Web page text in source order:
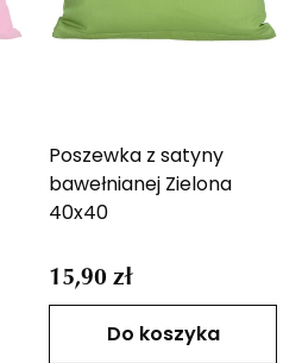
Poszewka z satyny
bawełnianej Zielona
40x40
15,90 zł
Do koszyka